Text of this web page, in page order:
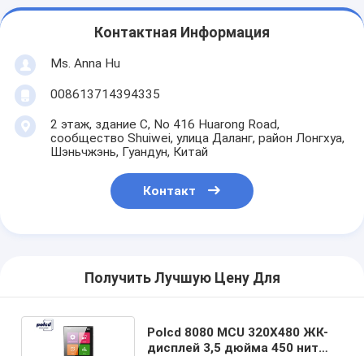
Контактная Информация
Ms. Anna Hu
008613714394335
2 этаж, здание C, No 416 Huarong Road,
сообщество Shuiwei, улица Даланг, район Лонгхуа,
Шэньчжэнь, Гуандун, Китай
Контакт
Получить Лучшую Цену Для
Polcd 8080 MCU 320X480 ЖК-
дисплей 3,5 дюйма 450 нит